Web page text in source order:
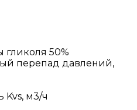
гликоля 50%
перепад давлений,
Kvs, м3/ч